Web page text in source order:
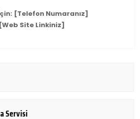
[Telefon Numaranız]
Site Linkiniz]
Servisi